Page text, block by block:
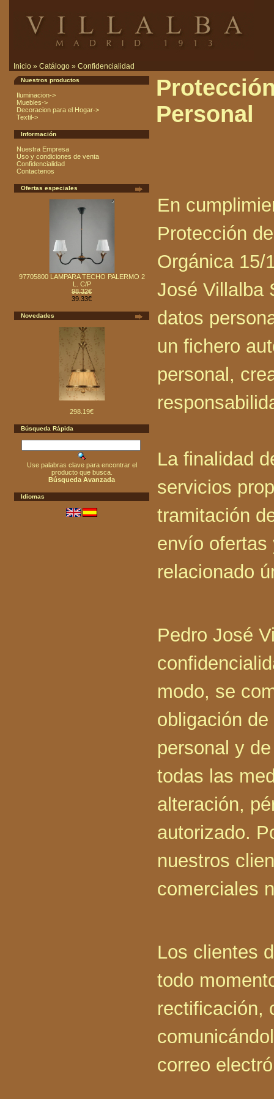
Inicio » Catálogo » Confidencialidad
Nuestros productos
Iluminacion->
Muebles->
Decoracion para el Hogar->
Textil->
Información
Nuestra Empresa
Uso y condiciones de venta
Confidencialidad
Contactenos
Ofertas especiales
97705800 LAMPARA TECHO PALERMO 2
L. C/P
98.32€
39.33€
Novedades
298.19€
Búsqueda Rápida
Use palabras clave para encontrar el
producto que busca.
Búsqueda Avanzada
Idiomas
Personal
En
Protección
Orgánica 15/
José Villalba
datos
un fichero
personal,
La finalidad
servicios
tramitación
envío ofertas
relacionado
Pedro José
modo, se
obligación
personal y
todas las
alteración,
autorizado.
nuestros
comerciales
Los clientes
todo
rectificación,
correo